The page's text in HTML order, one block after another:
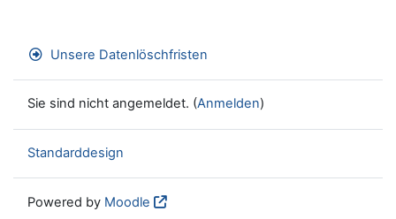
Unsere Datenlöschfristen
Sie sind nicht angemeldet. (Anmelden)
Standarddesign
Powered by Moodle